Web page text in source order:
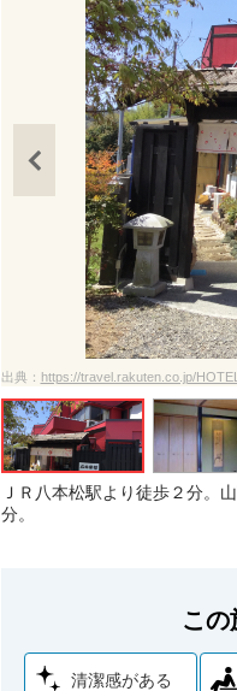
出典： https://travel.rakuten.co.jp/
ＪＲ八本松駅より徒歩２分。
分。
こ
清潔感がある